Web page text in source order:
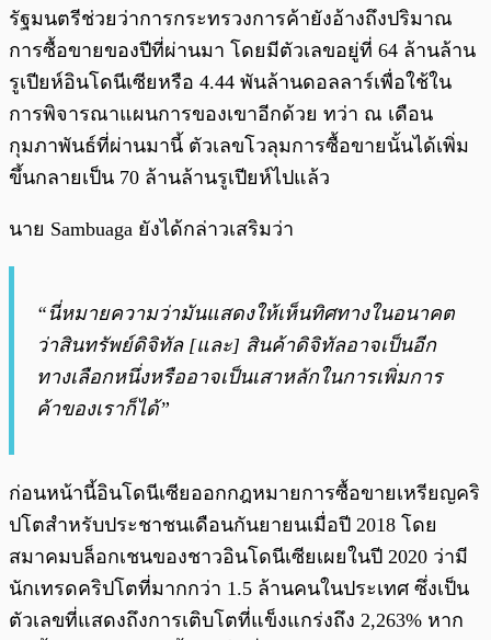
รัฐมนตรีช่วยว่าการกระทรวงการค้ายังอ้างถึงปริมาณ
การซื้อขายของปีที่ผ่านมา โดยมีตัวเลขอยู่ที่ 64 ล้านล้าน
รูเปียห์อินโดนีเซียหรือ 4.44 พันล้านดอลลาร์เพื่อใช้ใน
การพิจารณาแผนการของเขาอีกด้วย ทว่า ณ เดือน
กุมภาพันธ์ที่ผ่านมานี้ ตัวเลขโวลุมการซื้อขายนั้นได้เพิ่ม
ขึ้นกลายเป็น 70 ล้านล้านรูเปียห์ไปแล้ว
นาย Sambuaga ยังได้กล่าวเสริมว่า
“นี่หมายความว่ามันแสดงให้เห็นทิศทางในอนาคต
ว่าสินทรัพย์ดิจิทัล [และ] สินค้าดิจิทัลอาจเป็นอีก
ทางเลือกหนึ่งหรืออาจเป็นเสาหลักในการเพิ่มการ
ค้าของเราก็ได้”
ก่อนหน้านี้อินโดนีเซียออกกฎหมายการซื้อขายเหรียญคริ
ปโตสำหรับประชาชนเดือนกันยายนเมื่อปี 2018 โดย
สมาคมบล็อกเชนของชาวอินโดนีเซียเผยในปี 2020 ว่ามี
นักเทรดคริปโตที่มากกว่า 1.5 ล้านคนในประเทศ ซึ่งเป็น
ตัวเลขที่แสดงถึงการเติบโตที่แข็งแกร่งถึง 2,263% หาก